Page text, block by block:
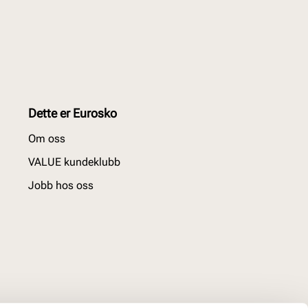
Dette er Eurosko
Om oss
VALUE kundeklubb
Jobb hos oss